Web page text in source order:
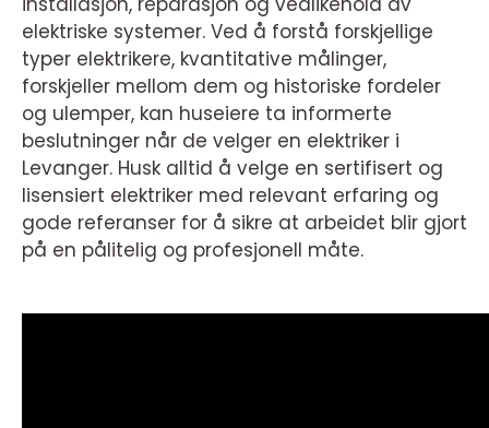
elektriske systemer. Ved å forstå forskjellige
typer elektrikere, kvantitative målinger,
forskjeller mellom dem og historiske fordeler
og ulemper, kan huseiere ta informerte
beslutninger når de velger en elektriker i
Levanger. Husk alltid å velge en sertifisert og
lisensiert elektriker med relevant erfaring og
gode referanser for å sikre at arbeidet blir gjort
på en pålitelig og profesjonell måte.